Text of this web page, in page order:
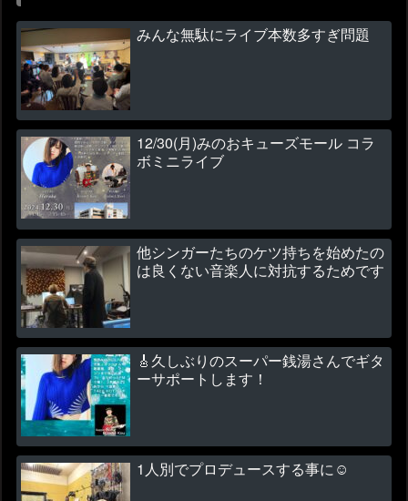
みんな無駄にライブ本数多すぎ問題
12/30(月)みのおキューズモール コラ
ボミニライブ
他シンガーたちのケツ持ちを始めたの
は良くない音楽人に対抗するためです
🎸久しぶりのスーパー銭湯さんでギタ
ーサポートします！
1人別でプロデュースする事に☺